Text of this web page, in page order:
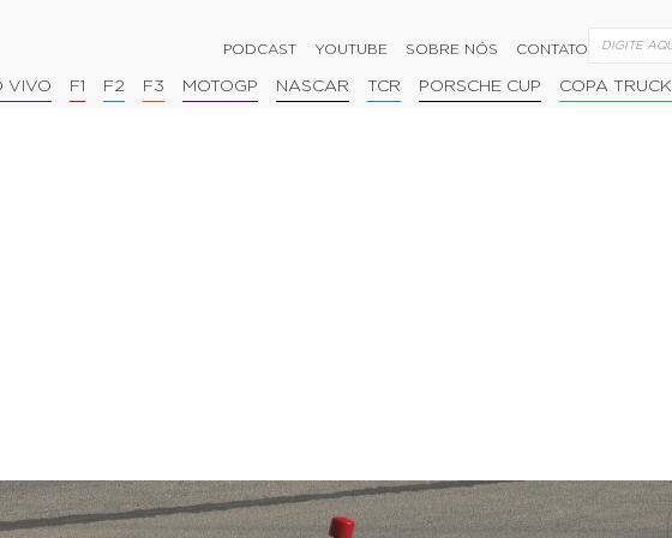
PODCAST YOUTUBE SOBRE NÓS CONTATO
VIVO F1 F2 F3 MOTOGP NASCAR TCR PORSCHE CUP COPA TRUCK